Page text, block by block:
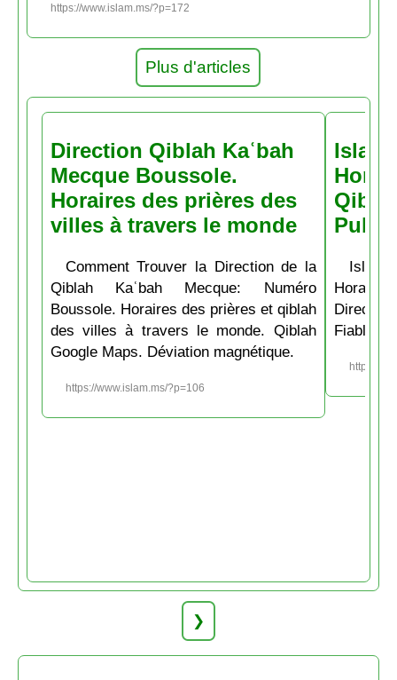
https://www.islam.ms/?p=172
Plus d'articles
Direction Qiblah Kaʿbah
Mecque Boussole.
Horaires des prières des
villes à travers le monde
Comment Trouver la Direction de la
Qiblah Kaʿbah Mecque: Numéro
Boussole. Horaires des prières et qiblah
des villes à travers le monde. Qiblah
Google Maps. Déviation magnétique.
https://www.islam.ms/?p=106
Pubs
Fiable et
https://
❯